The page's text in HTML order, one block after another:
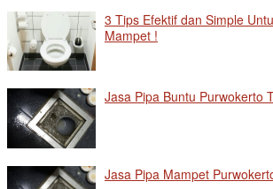
3 Tips Efektif dan Simple
Mampet !
Jasa Pipa Buntu Purwokerto
Jasa Pipa Mampet